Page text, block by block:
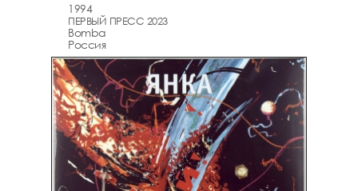
1994
ПЕРВЫЙ ПРЕСС 2023
Bomba
Россия